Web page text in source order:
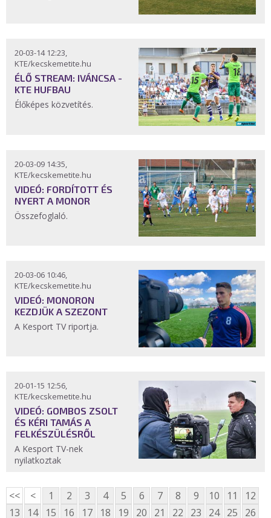
20-03-14 12:23,
KTE/kecskemetite.hu
ÉLŐ STREAM: IVÁNCSA -
KTE HUFBAU
Élőképes közvetítés.
20-03-09 14:35,
KTE/kecskemetite.hu
VIDEÓ: FORDÍTOTT ÉS
NYERT A MONOR
Összefoglaló.
20-03-06 10:46,
KTE/kecskemetite.hu
VIDEÓ: MONORON
KEZDJÜK A SZEZONT
A Kesport TV riportja.
20-01-15 12:56,
KTE/kecskemetite.hu
VIDEÓ: GOMBOS ZSOLT
ÉS KÉRI TAMÁS A
FELKÉSZÜLÉSRŐL
A Kesport TV-nek
nyilatkoztak
<< < 1 2 3 4 5 6 7 8 9 10 11
12
13
14 15 16 17 18 19 20 21 22 23 24 25 26